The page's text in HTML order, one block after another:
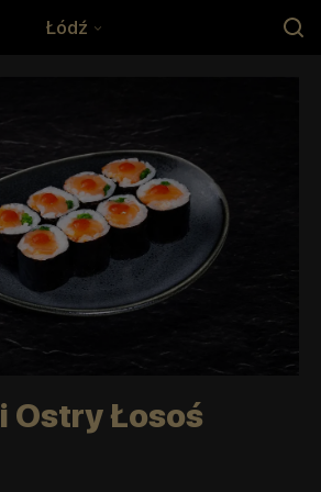
Łódź
Ostry Łosoś